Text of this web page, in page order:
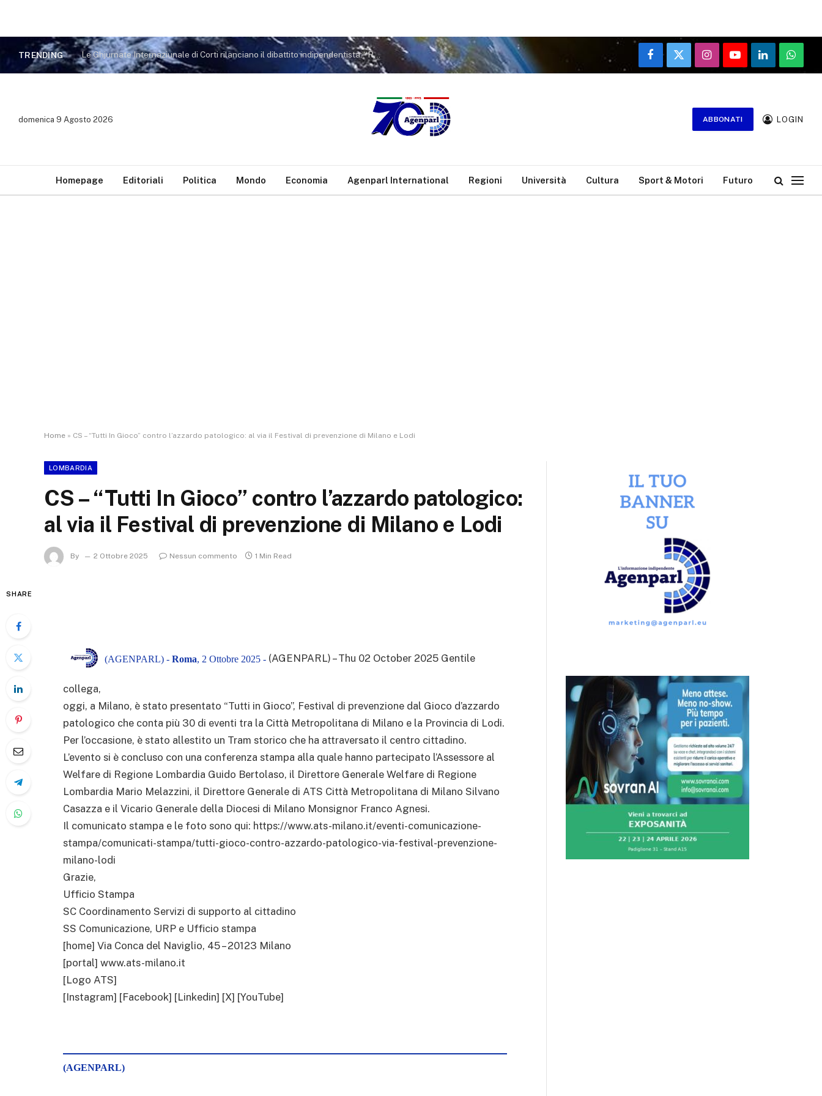
TRENDING Le Ghjurnate Internaziunale di Corti rilanciano il dibattito indipendentista: “Resistenza comune” e nuove strategie per la Corsica
Facebook
X
(Twitter)
InstagramYouTubeLinkedIn
domenica 9 Agosto 2026 ABBONATI LOGIN
Homepage Editoriali Politica Mondo Economia Agenparl International Regioni Università Cultura Sport & Motori Futuro
Home » CS – “Tutti In Gioco” contro l’azzardo patologico: al via il Festival di prevenzione di Milano e Lodi
LOMBARDIA
CS – “Tutti In Gioco” contro l’azzardo patologico:
al via il Festival di prevenzione di Milano e Lodi
By 2 Ottobre 2025 Nessun commento 1 Min Read
SHARE
(AGENPARL) - Roma, 2 Ottobre 2025 - (AGENPARL) – Thu 02 October 2025 Gentile
collega,
oggi, a Milano, è stato presentato “Tutti in Gioco”, Festival di prevenzione dal Gioco d’azzardo
patologico che conta più 30 di eventi tra la Città Metropolitana di Milano e la Provincia di Lodi.
Per l’occasione, è stato allestito un Tram storico che ha attraversato il centro cittadino.
L’evento si è concluso con una conferenza stampa alla quale hanno partecipato l’Assessore al
Welfare di Regione Lombardia Guido Bertolaso, il Direttore Generale Welfare di Regione
Lombardia Mario Melazzini, il Direttore Generale di ATS Città Metropolitana di Milano Silvano
Casazza e il Vicario Generale della Diocesi di Milano Monsignor Franco Agnesi.
Il comunicato stampa e le foto sono qui: https://www.ats-milano.it/eventi-comunicazione-
stampa/comunicati-stampa/tutti-gioco-contro-azzardo-patologico-via-festival-prevenzione-
milano-lodi
Grazie,
Ufficio Stampa
SC Coordinamento Servizi di supporto al cittadino
SS Comunicazione, URP e Ufficio stampa
[home] Via Conca del Naviglio, 45 – 20123 Milano
[portal] www.ats-milano.it
[Logo ATS]
[Instagram] [Facebook] [Linkedin] [X] [YouTube]
(AGENPARL)